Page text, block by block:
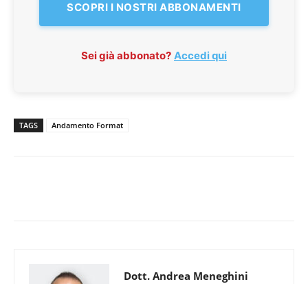
SCOPRI I NOSTRI ABBONAMENTI
Sei già abbonato? Accedi qui
TAGS Andamento Format
Dott. Andrea Meneghini